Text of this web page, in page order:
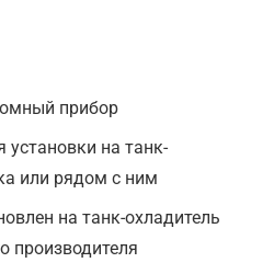
прибор
установки на танк-
или рядом с ним
на танк-охладитель
производителя